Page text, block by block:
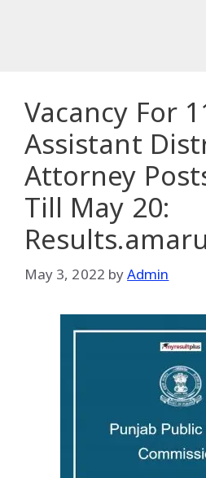
Vacancy For
Assistant
Attorney
Till May 20:
May 3, 2022 byAdmin